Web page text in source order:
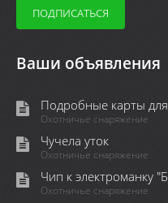
Ваши объявления
Подробные карты
Охотничье снаряжение
Чучела уток
Охотничье снаряжение
Чип к электроманку
Охотничье снаряжение